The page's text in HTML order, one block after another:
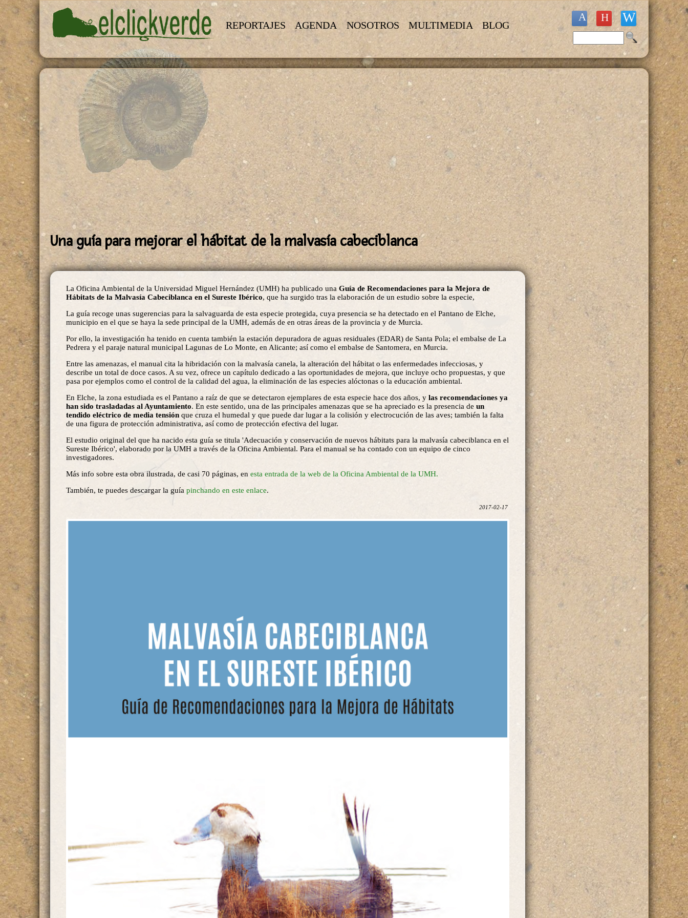
Pasar al contenido principal
REPORTAJES AGENDA NOSOTROS MULTIMEDIA BLOG
Formulario de búsqueda
Una guía para mejorar el hábitat de la malvasía cabeciblanca
La Oficina Ambiental de la Universidad Miguel Hernández (UMH) ha publicado una Guía de Recomendaciones para la Mejora de
Hábitats de la Malvasía Cabeciblanca en el Sureste Ibérico, que ha surgido tras la elaboración de un estudio sobre la especie,
La guía recoge unas sugerencias para la salvaguarda de esta especie protegida, cuya presencia se ha detectado en el Pantano de Elche,
municipio en el que se haya la sede principal de la UMH, además de en otras áreas de la provincia y de Murcia.
Por ello, la investigación ha tenido en cuenta también la estación depuradora de aguas residuales (EDAR) de Santa Pola; el embalse de La
Pedrera y el paraje natural municipal Lagunas de Lo Monte, en Alicante; así como el embalse de Santomera, en Murcia.
Entre las amenazas, el manual cita la hibridación con la malvasía canela, la alteración del hábitat o las enfermedades infecciosas, y
describe un total de doce casos. A su vez, ofrece un capítulo dedicado a las oportunidades de mejora, que incluye ocho propuestas, y que
pasa por ejemplos como el control de la calidad del agua, la eliminación de las especies alóctonas o la educación ambiental.
En Elche, la zona estudiada es el Pantano a raíz de que se detectaron ejemplares de esta especie hace dos años, y las recomendaciones ya
han sido trasladadas al Ayuntamiento. En este sentido, una de las principales amenazas que se ha apreciado es la presencia de un
tendido eléctrico de media tensión que cruza el humedal y que puede dar lugar a la colisión y electrocución de las aves; también la falta
de una figura de protección administrativa, así como de protección efectiva del lugar.
El estudio original del que ha nacido esta guía se titula 'Adecuación y conservación de nuevos hábitats para la malvasía cabeciblanca en el
Sureste Ibérico', elaborado por la UMH a través de la Oficina Ambiental. Para el manual se ha contado con un equipo de cinco
investigadores.
Más info sobre esta obra ilustrada, de casi 70 páginas, en esta entrada de la web de la Oficina Ambiental de la UMH.
También, te puedes descargar la guía pinchando en este enlace.
2017-02-17